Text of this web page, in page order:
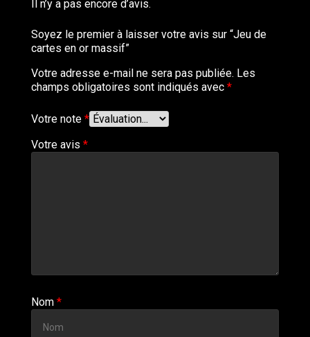
Il n’y a pas encore d’avis.
Soyez le premier à laisser votre avis sur “Jeu de
cartes en or massif”
Votre adresse e-mail ne sera pas publiée. Les
champs obligatoires sont indiqués avec *
Votre note *
Votre avis *
Nom *